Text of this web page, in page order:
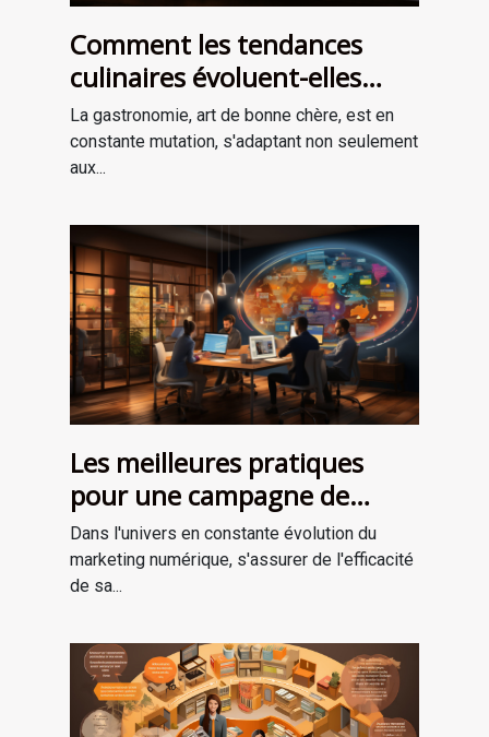
Comment les tendances
culinaires évoluent-elles
avec les saisons ?
La gastronomie, art de bonne chère, est en
constante mutation, s'adaptant non seulement
aux...
Les meilleures pratiques
pour une campagne de
marketing numérique
réussie
Dans l'univers en constante évolution du
marketing numérique, s'assurer de l'efficacité
de sa...